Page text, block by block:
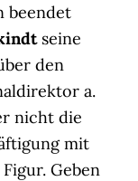
beendet
seine
den
a.
nicht die
mit
Geben